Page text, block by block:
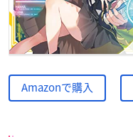
Amazonで購入